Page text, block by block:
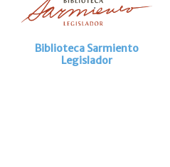
Biblioteca Sarmiento
Legislador